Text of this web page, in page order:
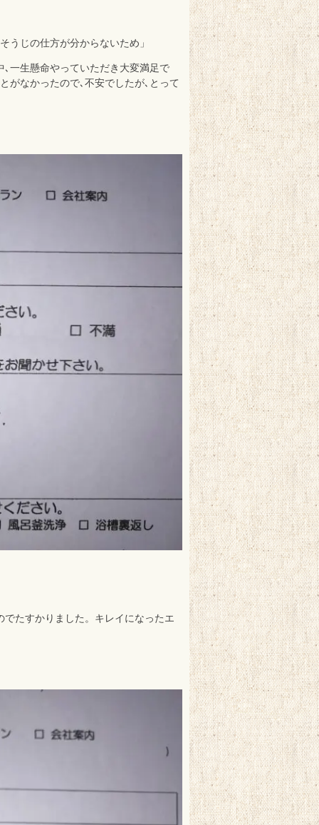
うじの仕方が分からないため」
一生懸命やっていただき大変満足で
がなかったので､不安でしたが､とって
たすかりました。キレイになったエ